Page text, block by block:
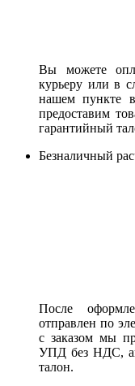
Вы можете
курьеру или в
нашем пункте
предоставим
гарантийный
Безналичный
После
отправлен по
с заказом мы
УПД без НДС,
талон.